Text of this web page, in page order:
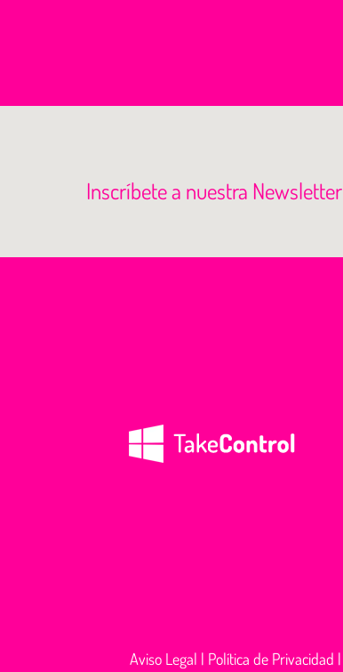
Inscríbete a nuestra Newsletter
Aviso Legal | Política de Privacidad |